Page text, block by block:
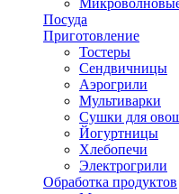
Посуда
Приготовление
Тостеры
Сендвичницы
Аэрогрили
Мультиварки
Сушки для
Йогуртницы
Хлебопечи
Электрогрили
Обработка продуктов